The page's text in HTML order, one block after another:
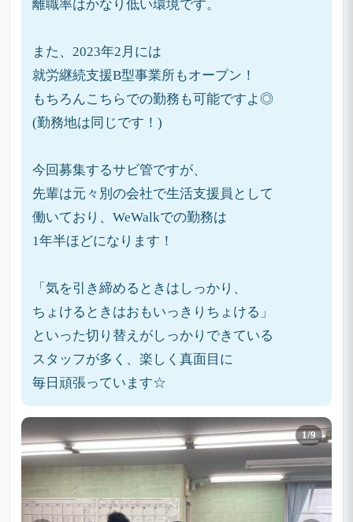
離職率はかなり低い環境です。
また、2023年2月には
就労継続支援B型事業所もオープン！
もちろんこちらでの勤務も可能ですよ◎
(勤務地は同じです！)
今回募集するサビ管ですが、
先輩は元々別の会社で生活支援員として
働いており、WeWalkでの勤務は
1年半ほどになります！
「気を引き締めるときはしっかり、
ちょけるときはおもいっきりちょける」
といった切り替えがしっかりできている
スタッフが多く、楽しく真面目に
毎日頑張っています☆
1/9